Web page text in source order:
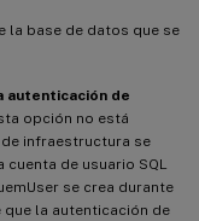
la base de datos que se
de
opción no está
infraestructura se
de usuario SQL
se crea durante
la autenticación de